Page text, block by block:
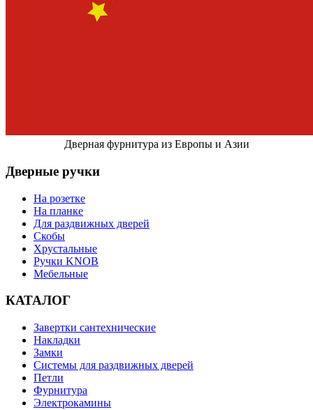
Дверная фурнитура из Европы и Азии
Дверные ручки
На розетке
На планке
Для раздвижных дверей
Скобы
Хрустальные
Ручки KNOB
Мебельные
КАТАЛОГ
Завертки сантехнические
Накладки
Замки
Системы для раздвижных дверей
Петли
Фурнитура
Электрокамины